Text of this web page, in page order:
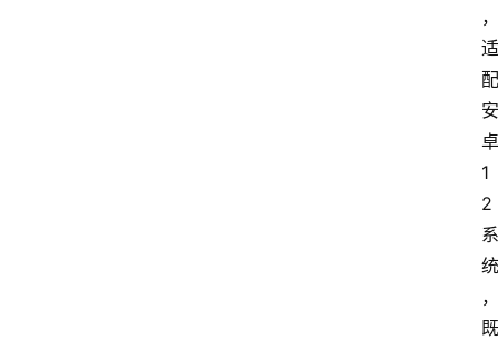
，
适
配
安
卓
1
2
系
统
，
既